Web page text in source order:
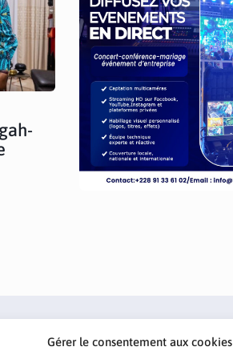
Gérer le consentement aux cookies